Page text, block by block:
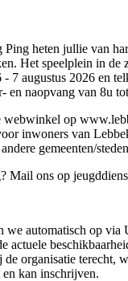
Ping heten jullie van
Het speelplein in de
7 augustus 2026 en
en naopvang van 8u
webwinkel op
inwoners van
gemeenten/
Mail ons op
we automatisch op via
actuele
organisatie terecht,
kan inschrijven.